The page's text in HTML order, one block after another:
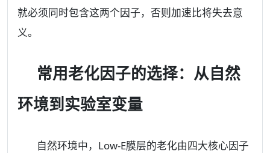
就必须同时包含这两个因子，否则加速比将失去意
义。
常用老化因子的选择：从自然
环境到实验室变量
自然环境中，Low-E膜层的老化由四大核心因子